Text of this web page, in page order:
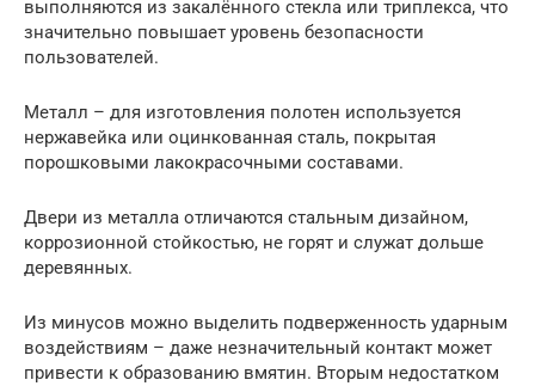
выполняются из закалённого стекла или триплекса, что
значительно повышает уровень безопасности
пользователей.
Металл – для изготовления полотен используется
нержавейка или оцинкованная сталь, покрытая
порошковыми лакокрасочными составами.
Двери из металла отличаются стальным дизайном,
коррозионной стойкостью, не горят и служат дольше
деревянных.
Из минусов можно выделить подверженность ударным
воздействиям – даже незначительный контакт может
привести к образованию вмятин. Вторым недостатком